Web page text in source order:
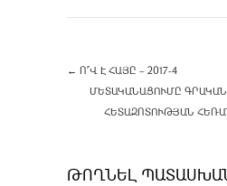
← Ո՞Վ Է ՀԱՅԸ – 2017-4
ՄԵՏԱԿԱՆԱՑՈՒՄԸ
ՀԵՏԱԶՈՏՈՒԹՅԱՆ
ԹՈՂՆԵԼ